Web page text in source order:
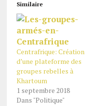
Similaire
Centrafrique: Création
d’une plateforme des
groupes rebelles à
Khartoum
1 septembre 2018
Dans "Politique"